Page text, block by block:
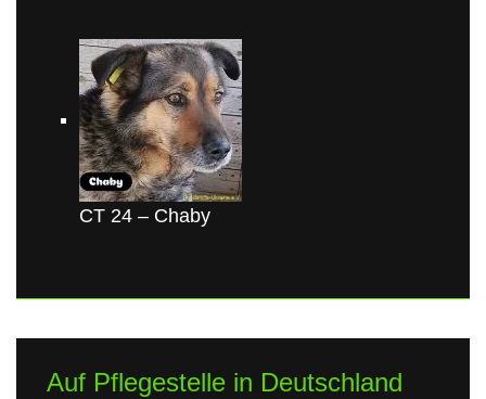
CT 24 – Chaby
Auf Pflegestelle in Deutschland